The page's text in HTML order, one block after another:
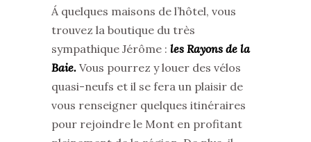
Á quelques maisons de l’hôtel, vous
trouvez la boutique du très
sympathique Jérôme : les Rayons de la
Baie. Vous pourrez y louer des vélos
quasi-neufs et il se fera un plaisir de
vous renseigner quelques itinéraires
pour rejoindre le Mont en profitant